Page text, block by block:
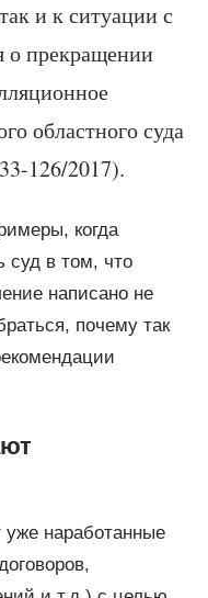
и к ситуации с
о прекращении
областного суда
126/2017).
когда
суд в том, что
написано не
почему так
наработанные